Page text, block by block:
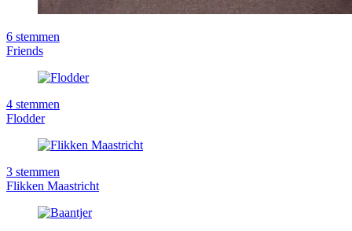
6 stemmen
Friends
4 stemmen
Flodder
3 stemmen
Flikken Maastricht